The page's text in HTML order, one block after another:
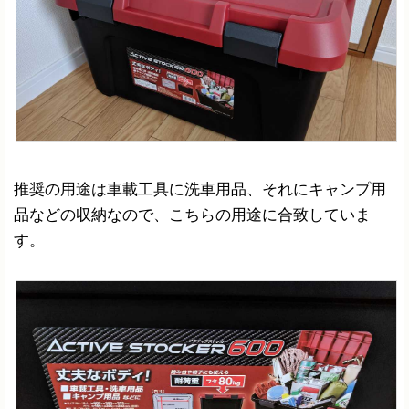
推奨の用途は車載工具に洗車用品、それにキャンプ用
品などの収納なので、こちらの用途に合致していま
す。